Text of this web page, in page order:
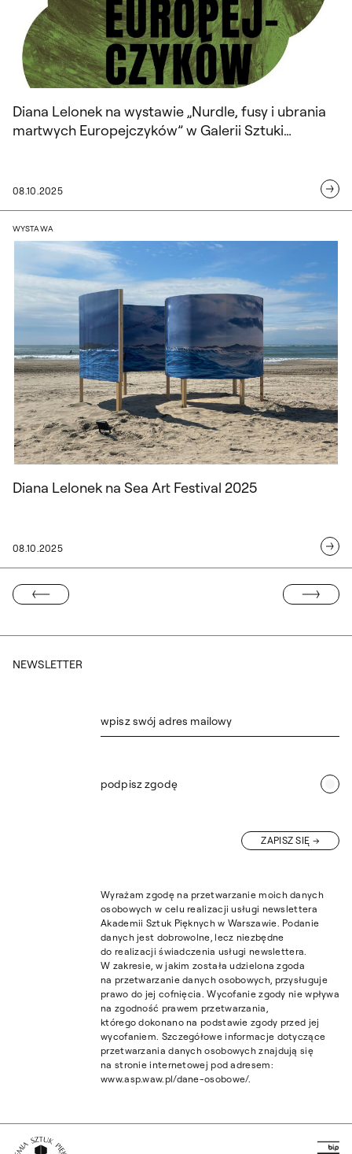
Diana Lelonek na wystawie „Nurdle, fusy i ubrania
martwych Europejczyków” w Galerii Sztuki
08.10.2025
Diana Lelonek na Sea Art Festival 2025
WYSTAWA
instalacja Diany Lelonek na plaży
Diana Lelonek na Sea Art Festival 2025
08.10.2025
STRONA
NASTĘPNA
NEWSLETTER
wpisz swój adres mailowy
podpisz zgodę
ZAPISZ SIĘ
Wyrażam zgodę na przetwarzanie moich danych
osobowych w celu realizacji usługi newslettera
Akademii Sztuk Pięknych w Warszawie. Podanie
danych jest dobrowolne, lecz niezbędne
do realizacji świadczenia usługi newslettera.
W zakresie, w jakim została udzielona zgoda
na przetwarzanie danych osobowych, przysługuje
prawo do jej cofnięcia. Wycofanie zgody nie wpływa
na zgodność prawem przetwarzania,
którego dokonano na podstawie zgody przed jej
wycofaniem. Szczegółowe informacje dotyczące
przetwarzania danych osobowych znajdują się
na stronie internetowej pod adresem:
www.asp.waw.pl/dane-osobowe/.